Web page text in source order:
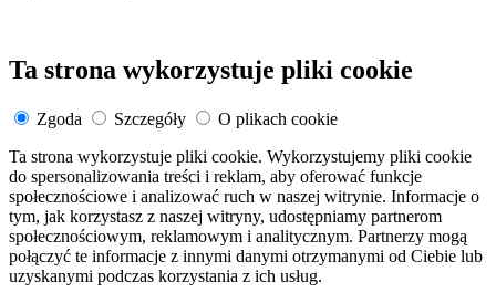
Ta strona wykorzystuje pliki cookie
Zgoda Szczegóły
O plikach cookie
Ta strona wykorzystuje pliki cookie. Wykorzystujemy pliki cookie
do spersonalizowania treści i reklam, aby oferować funkcje
społecznościowe i analizować ruch w naszej witrynie. Informacje o
tym, jak korzystasz z naszej witryny, udostępniamy partnerom
społecznościowym, reklamowym i analitycznym. Partnerzy mogą
połączyć te informacje z innymi danymi otrzymanymi od Ciebie lub
uzyskanymi podczas korzystania z ich usług.